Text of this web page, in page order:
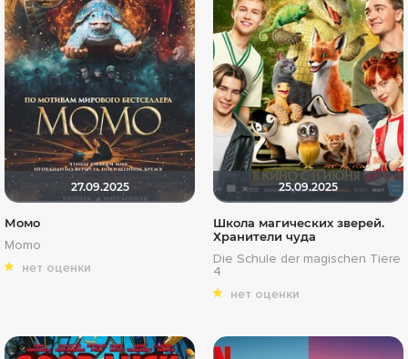
27.09.2025
Момо
Momo
нет оценки
25.09.2025
Школа магических зверей.
Хранители чуда
Die Schule der magischen Tiere
4
нет оценки